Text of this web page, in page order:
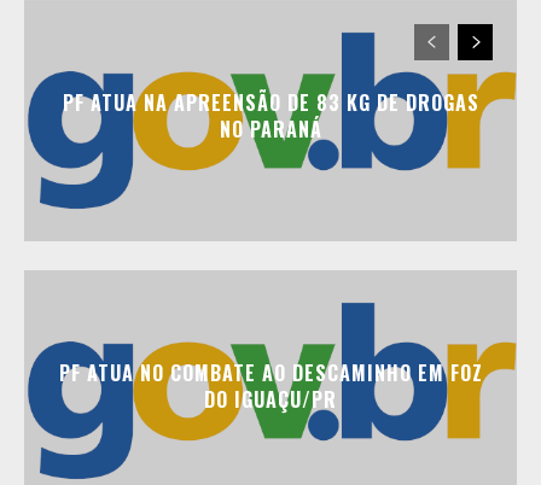
PF ATUA NA APREENSÃO DE 83 KG DE DROGAS
NO PARANÁ
PF ATUA NO COMBATE AO DESCAMINHO EM FOZ
DO IGUAÇU/PR